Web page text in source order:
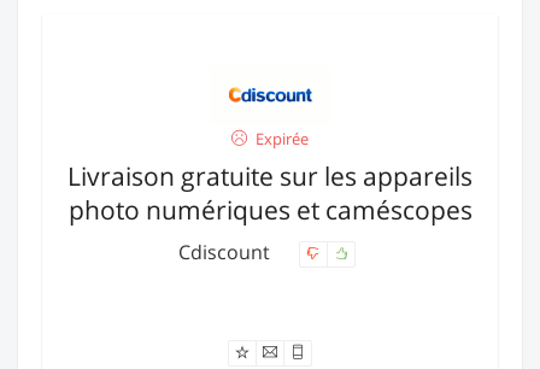
Expirée
Livraison gratuite sur les appareils
photo numériques et caméscopes
Cdiscount